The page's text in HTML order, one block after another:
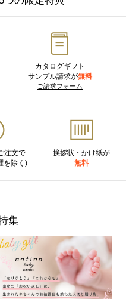
カタログギフト
サンプル請求が無料
ご請求フォーム
注文で
を除く)
挨拶状・かけ紙が
無料
集